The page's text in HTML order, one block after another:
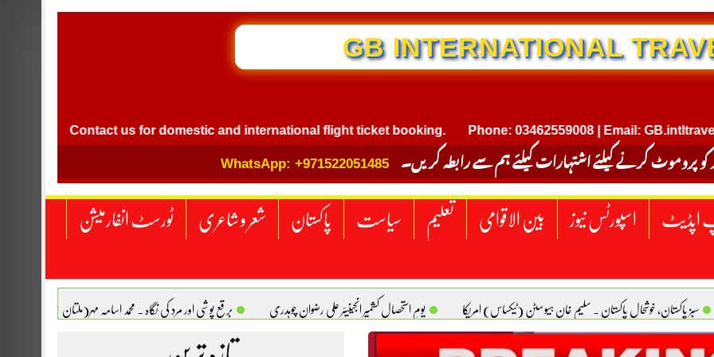
GB INTERNATIONAL TRAVEL
Contact us for domestic and international flight ticket booking. Phone: 03462559008 | Email:
کو پروموٹ کرنے کیلئے اشتہارات کیلئے ہم سے رابطہ کریں۔ WhatsApp: +971522051485
اپڈیٹ اسپورٹس نیوز بین الاقوامی تعلیم سیاست پاکستان شعر و شاعری ٹورسٹ انفارمیشن
سبز پاکستان، خوشحال پاکستان . سلیم خان ہیوسٹن (ٹیکساس) امریکا یومِ استحصالِ کشمیر انجینیئر علی رضوان چوہدری برقع پوشی اور مرد کی نگاہ . محمد اسامہ مہر(ملتان )